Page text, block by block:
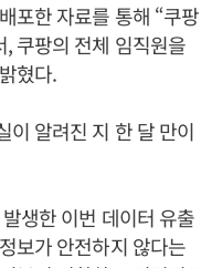
포한 자료를 통해 “쿠팡
쿠팡의 전체 임직원을
혔다.
이 알려진 지 한 달 만이
생한 이번 데이터 유출
보가 안전하지 않다는